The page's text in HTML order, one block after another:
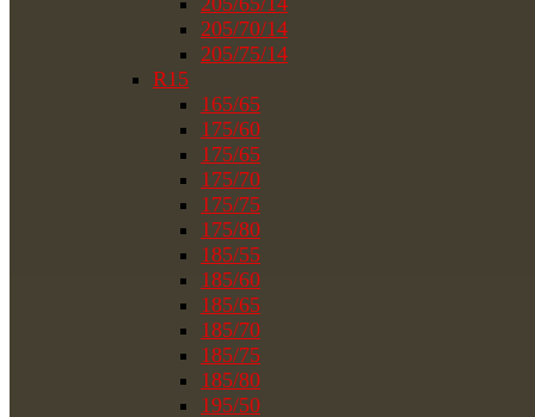
205/70/14
205/75/14
R15
165/65
175/60
175/65
175/70
175/75
175/80
185/55
185/60
185/65
185/70
185/75
185/80
195/50